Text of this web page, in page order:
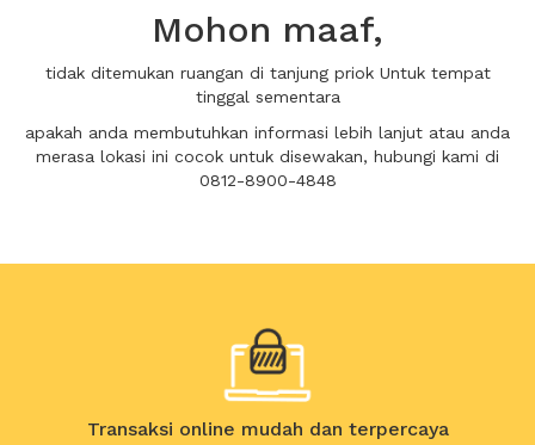
Mohon maaf,
tidak ditemukan ruangan di tanjung priok Untuk tempat
tinggal sementara
apakah anda membutuhkan informasi lebih lanjut atau anda
merasa lokasi ini cocok untuk disewakan, hubungi kami di
0812-8900-4848
Transaksi online mudah dan terpercaya